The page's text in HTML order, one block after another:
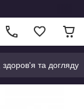
здоров'я та догляду